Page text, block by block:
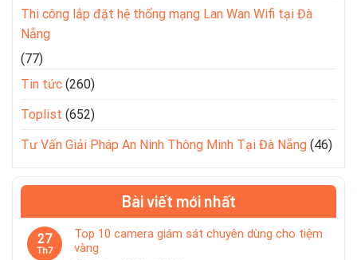
Thi công lắp đặt hệ thống mạng Lan Wan Wifi tại Đà
Nẵng
(77)
Tin tức (260)
Toplist (652)
Tư Vấn Giải Pháp An Ninh Thông Minh Tại Đà Nẵng (46)
Bài viết mới nhất
27
Th7
Top 10 camera giám sát chuyên dùng cho tiệm
vàng